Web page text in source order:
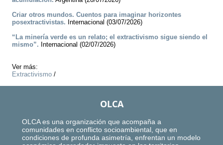
Criar otros mundos. Cuentos para imaginar horizontes
posextractivistas. Internacional (03/07/2026)
“La minería verde es un relato; el extractivismo sigue siendo el
mismo”. Internacional (02/07/2026)
Ver más:
Extractivismo /
OLCA
OLCA es una organización que acompaña a
comunidades en conflicto socioambiental, que en
condiciones de profunda asimetría, enfrentan un modelo